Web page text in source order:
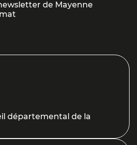
de Mayenne
départemental de la